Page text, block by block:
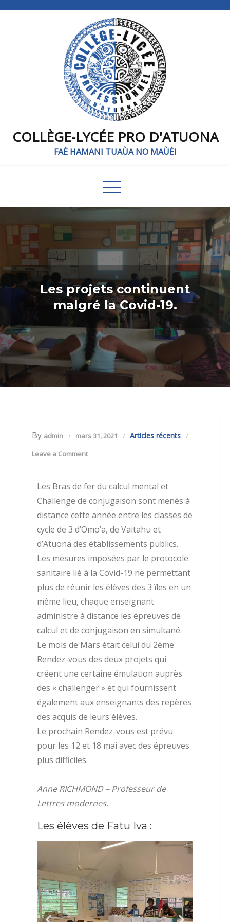
COLLÈGE-LYCÉE PRO D'ATUONA
FAÈ HAMANI TUAÙA NO MAÙÈI
Les projets continuent
malgré la Covid-19.
By admin mars 31, 2021 Articles récents
Leave a Comment
Les Bras de fer du calcul mental et
Challenge de conjugaison sont menés à
distance cette année entre les classes de
cycle de 3 d’Omo’a, de Vaitahu et
d’Atuona des établissements publics.
Les mesures imposées par le protocole
sanitaire lié à la Covid-19 ne permettant
plus de réunir les élèves des 3 îles en un
même lieu, chaque enseignant
administre à distance les épreuves de
calcul et de conjugaison en simultané.
Le mois de Mars était celui du 2ème
Rendez-vous des deux projets qui
créent une certaine émulation auprès
des « challenger » et qui fournissent
également aux enseignants des repères
des acquis de leurs élèves.
Le prochain Rendez-vous est prévu
pour les 12 et 18 mai avec des épreuves
plus difficiles.
Anne RICHMOND – Professeur de
Lettres modernes.
Les élèves de Fatu Iva :